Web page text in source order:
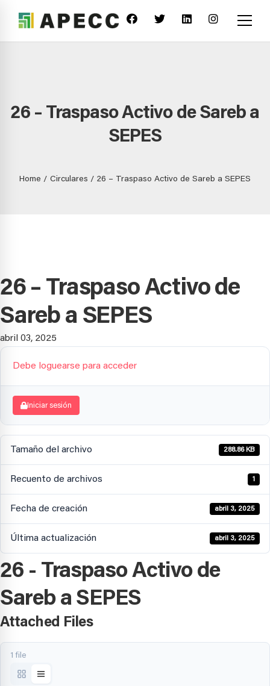
26 – Traspaso Activo de Sareb a
SEPES
Home Circulares 26 – Traspaso Activo de Sareb a SEPES
26 – Traspaso Activo de
Sareb a SEPES
abril 03, 2025
Debe loguearse para acceder
Iniciar sesión
Tamaño del archivo 288.86 KB
Recuento de archivos 1
Fecha de creación abril 3, 2025
Última actualización abril 3, 2025
26 - Traspaso Activo de
Sareb a SEPES
Attached Files
1 file